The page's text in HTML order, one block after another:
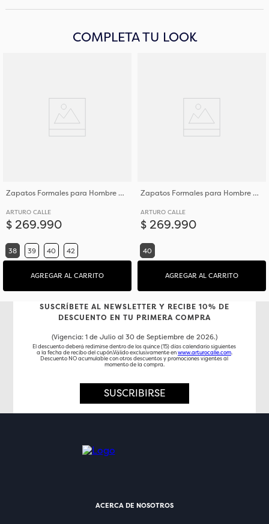
COMPLETA TU LOOK
Zapatos Formales para Hombre Calce Elegante en Cuero
ARTURO CALLE
$ 269.990
38 39 40 42
AGREGAR AL CARRITO
Zapatos Formales para Hombre Calce Elegante en Cuero
ARTURO CALLE
$ 269.990
40
AGREGAR AL CARRITO
SUSCRÍBETE AL NEWSLETTER Y RECIBE 10% DE
DESCUENTO EN TU PRIMERA COMPRA
(Vigencia: 1 de Julio al 30 de Septiembre de 2026.)
El descuento deberá redimirse dentro de los quince (15) días calendario siguientes
a la fecha de recibo del cupón.Válido exclusivamente enwww.arturocalle.com.
Descuento NO acumulable con otros descuentos y promociones vigentes al
momento de la compra.
SUSCRIBIRSE
ACERCA DE NOSOTROS